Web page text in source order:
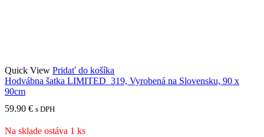
Quick View Pridať do košíka
Hodvábna šatka LIMITED_319, Vyrobená na Slovensku, 90 x
90cm
59.90 € s DPH
Na sklade ostáva 1 ks